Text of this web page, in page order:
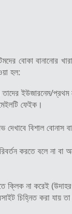
বোকা বানানোর
হল:
তাদের ইউজারনেম/
ফেইক।
বিশাল বোনাস
করতে বলে না বা
ক্লিক না করেই
চিহ্নিত করা যায়